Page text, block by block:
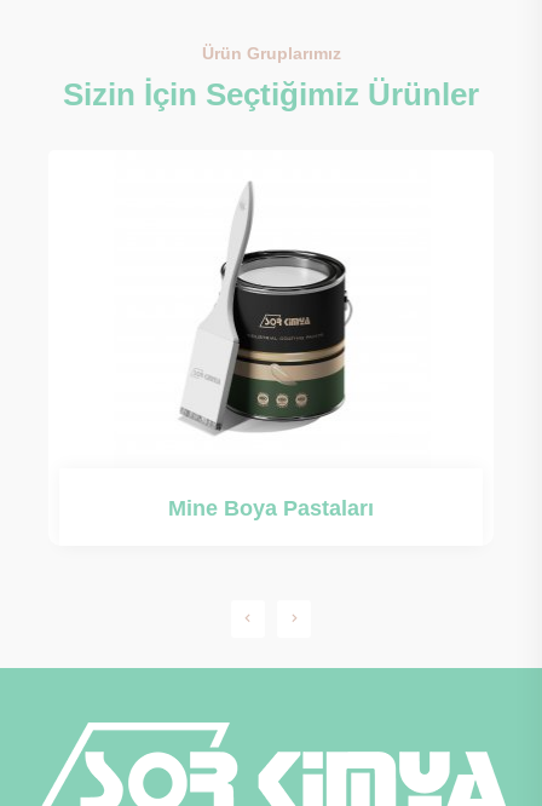
Ürün Gruplarımız
Sizin İçin Seçtiğimiz Ürünler